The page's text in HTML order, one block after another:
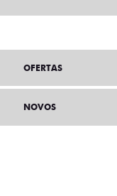
OFERTAS
NOVOS